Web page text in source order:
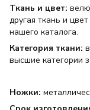
Ткань и цвет:
другая ткань и
нашего каталога.
Категория ткани:
высшие категории
Ножки: